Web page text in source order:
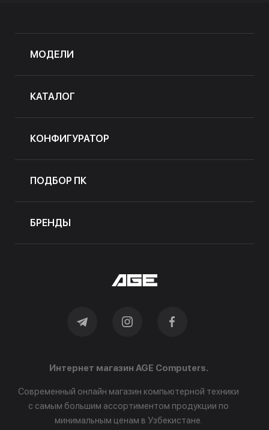
МОДЕЛИ
КАТАЛОГ
КОНФИГУРАТОР
ПОДБОР ПК
БРЕНДЫ
Интернет магазин AGE Computers.
Современный онлайн магазин компьютерной техники
с самым большим ассортиментом продукции по
минимальным ценам в Узбекистане.